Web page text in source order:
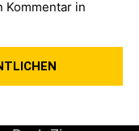
Kommentar in